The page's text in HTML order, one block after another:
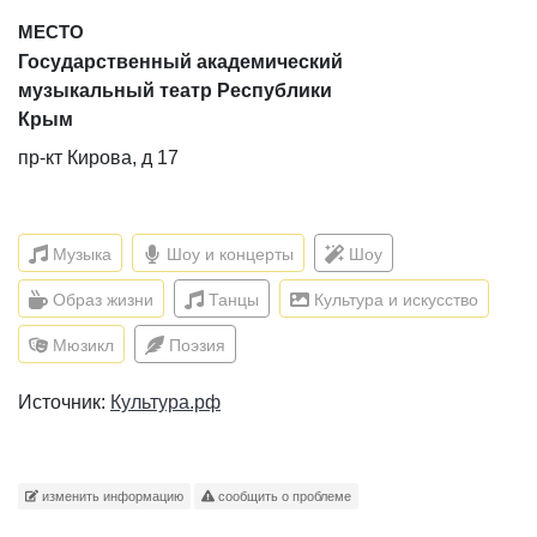
МЕСТО
Государственный академический
музыкальный театр Республики
Крым
пр-кт Кирова, д 17
Музыка Шоу и концерты Шоу
Образ жизни Танцы Культура и искусство
Мюзикл Поэзия
Источник: Культура.рф
изменить информацию сообщить о проблеме